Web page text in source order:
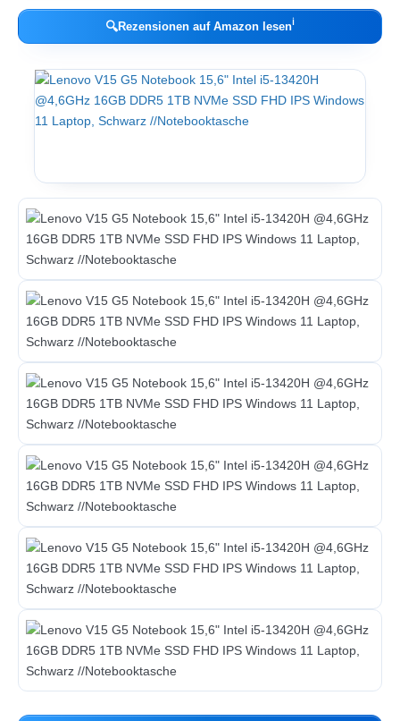
🔍Rezensionen auf Amazon lesenℹ︎